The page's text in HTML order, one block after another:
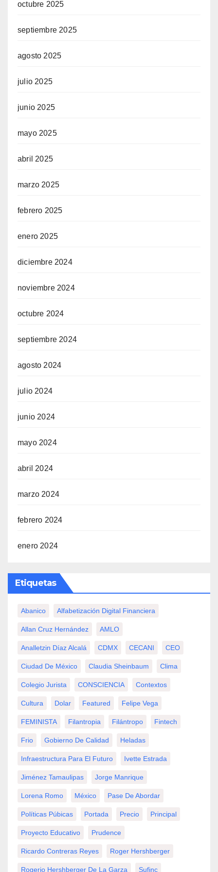
octubre 2025
septiembre 2025
agosto 2025
julio 2025
junio 2025
mayo 2025
abril 2025
marzo 2025
febrero 2025
enero 2025
diciembre 2024
noviembre 2024
octubre 2024
septiembre 2024
agosto 2024
julio 2024
junio 2024
mayo 2024
abril 2024
marzo 2024
febrero 2024
enero 2024
Etiquetas
Abanico Alfabetización Digital Financiera
Allan Cruz Hernández AMLO
Analletzin Díaz Alcalá CDMX CECANI CEO
Ciudad De México Claudia Sheinbaum Clima
Colegio Jurista CONSCIENCIA Contextos
Cultura Dolar Featured Felipe Vega
FEMINISTA Filantropia Filántropo Fintech
Frio Gobierno De Calidad Heladas
Infraestructura Para El Futuro Ivette Estrada
Jiménez Tamaulipas Jorge Manrique
Lorena Romo México Pase De Abordar
Políticas Púbicas Portada Precio Principal
Proyecto Educativo Prudence
Ricardo Contreras Reyes Roger Hershberger
Rogerio Hershberger De La Garza Sufinc